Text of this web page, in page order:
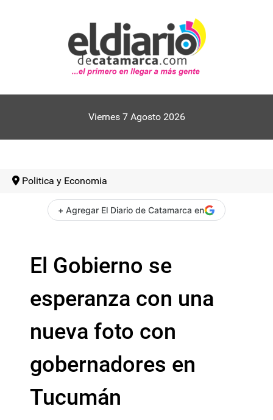
Viernes 7 Agosto 2026
Politica y Economia
+ Agregar El Diario de Catamarca en
El Gobierno se
esperanza con una
nueva foto con
gobernadores en
Tucumán